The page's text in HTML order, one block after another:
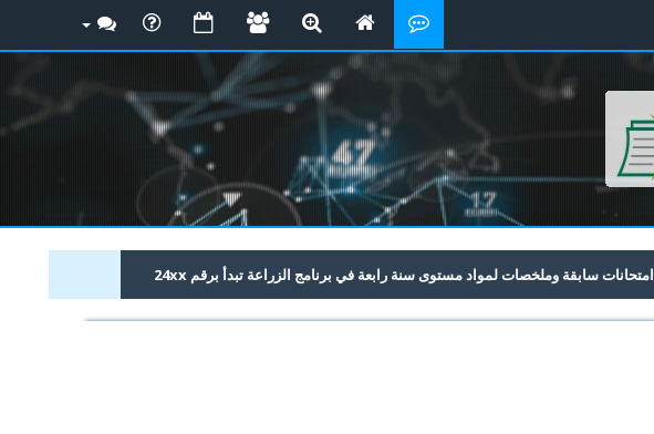
امتحانات سابقة وملخصات لمواد مستوى سنة رابعة في برنامج الزراعة تبدأ برقم 24xx